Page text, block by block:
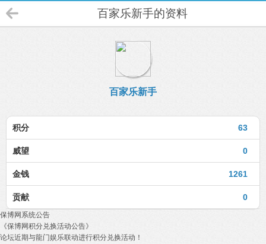
百家乐新手的资料
百家乐新手
63
积分
0
威望
1261
金钱
0
贡献
保博网系统公告
《保博网积分兑换活动公告》
论坛近期与龍门娱乐联动进行积分兑换活动！